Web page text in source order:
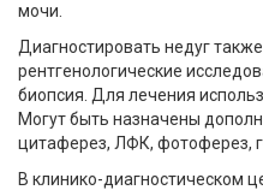
мочи.
Диагностировать недуг
рентгенологические
биопсия. Для лечения
Могут быть назначены
цитаферез, ЛФК, фотоферез,
В клинико-диагностическом